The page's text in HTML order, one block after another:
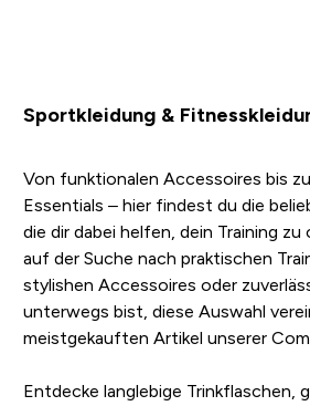
Sportkleidung &
Von funktionalen Accessoires bis
Essentials – hier findest du die
die dir dabei helfen, dein Training zu
auf der Suche nach praktischen
stylishen Accessoires oder
unterwegs bist, diese Auswahl
meistgekauften Artikel unserer
Entdecke langlebige Trinkflaschen,